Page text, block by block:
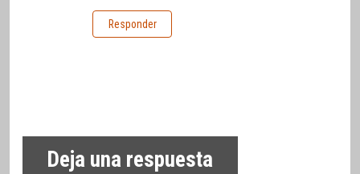
Responder
Deja una respuesta